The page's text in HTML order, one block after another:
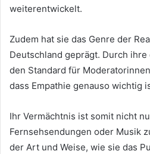
weiterentwickelt.
Zudem hat sie das Genre der
Deutschland geprägt. Durch
den Standard für
dass Empathie genauso wichtig
Ihr Vermächtnis ist somit nicht
Fernsehsendungen oder Musik
der Art und Weise, wie sie das